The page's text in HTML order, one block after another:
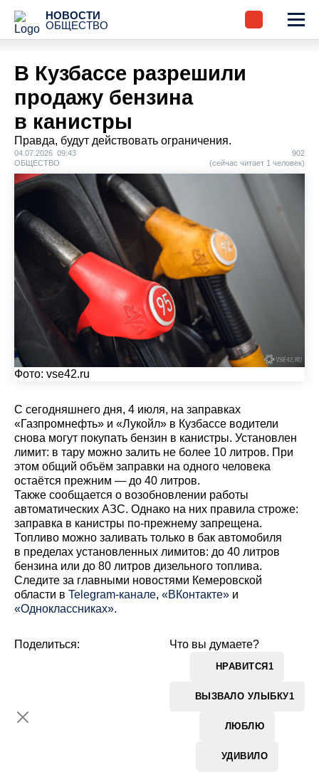
НОВОСТИ
ОБЩЕСТВО
В Кузбассе разрешили
продажу бензина
в канистры
Правда, будут действовать ограничения.
04.07.2026 09:43
ОБЩЕСТВО
902
(сейчас читает 1 человек)
Фото: vse42.ru
С сегодняшнего дня, 4 июля, на заправках
«Газпромнефть» и «Лукойл» в Кузбассе водители
снова могут покупать бензин в канистры. Установлен
лимит: в тару можно залить не более 10 литров. При
этом общий объём заправки на одного человека
остаётся прежним — до 40 литров.
Также сообщается о возобновлении работы
автоматических АЗС. Однако на них правила строже:
заправка в канистры по-прежнему запрещена.
Топливо можно заливать только в бак автомобиля
в пределах установленных лимитов: до 40 литров
бензина или до 80 литров дизельного топлива.
Cледите за главными новостями Кемеровской
области в Telegram-канале, «ВКонтакте» и
«Одноклассниках».
Что вы думаете?
НРАВИТСЯ1
ВЫЗВАЛО УЛЫБКУ1
ЛЮБЛЮ
УДИВИЛО
Поделиться: